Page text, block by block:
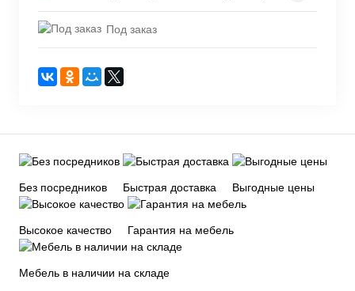
Под заказ
Без посредников Быстрая доставка Выгодные цены
Высокое качество Гарантия на мебель
Мебель в наличии на складе